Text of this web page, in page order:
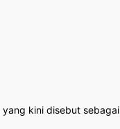
kini disebut sebagai